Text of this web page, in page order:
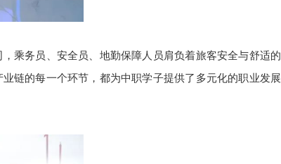
乘务员、安全员、地勤保障人员肩负着旅客安全与舒适的
链的每一个环节，都为中职学子提供了多元化的职业发展